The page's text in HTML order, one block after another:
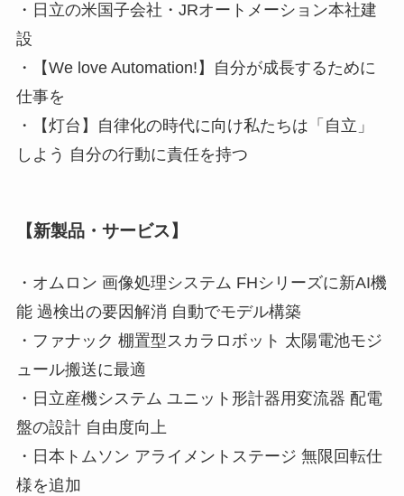
・日立の米国子会社・JRオートメーション本社建
設
・【We love Automation!】自分が成長するために
仕事を
・【灯台】自律化の時代に向け私たちは「自立」
しよう 自分の行動に責任を持つ
【新製品・サービス】
・オムロン 画像処理システム FHシリーズに新AI機
能 過検出の要因解消 自動でモデル構築
・ファナック 棚置型スカラロボット 太陽電池モジ
ュール搬送に最適
・日立産機システム ユニット形計器用変流器 配電
盤の設計 自由度向上
・日本トムソン アライメントステージ 無限回転仕
様を追加